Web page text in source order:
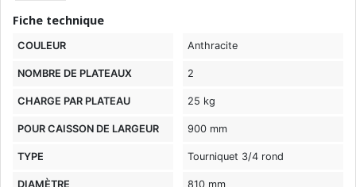
Fiche technique
COULEUR Anthracite
NOMBRE DE PLATEAUX 2
CHARGE PAR PLATEAU 25 kg
POUR CAISSON DE LARGEUR 900 mm
TYPE Tourniquet 3/4 rond
DIAMÈTRE 810 mm